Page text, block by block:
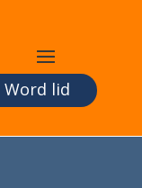
Word lid